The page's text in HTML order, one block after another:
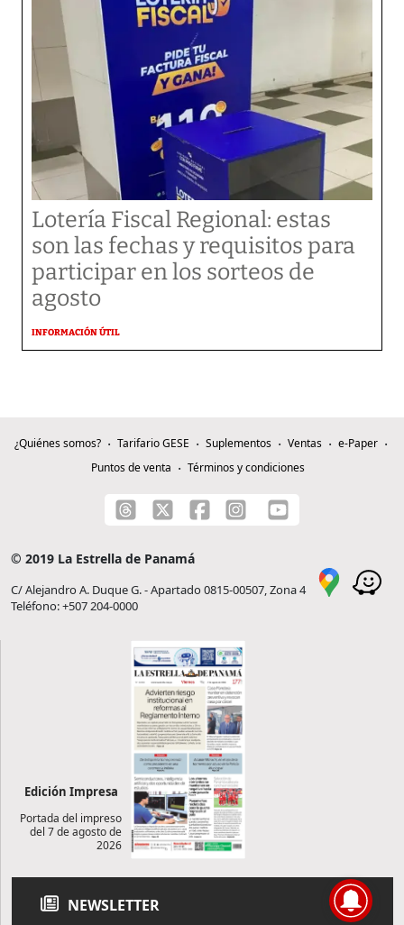
Lotería Fiscal Regional: estas
son las fechas y requisitos para
participar en los sorteos de
agosto
INFORMACIÓN ÚTIL
¿Quiénes somos? Tarifario GESE Suplementos Ventas
e-Paper
Puntos de venta
Términos y condiciones
© 2019 La Estrella de Panamá
C/ Alejandro A. Duque G. - Apartado 0815-00507, Zona 4
Teléfono: +507 204-0000
Edición Impresa
Portada del impreso
del 7 de agosto de
2026
NEWSLETTER